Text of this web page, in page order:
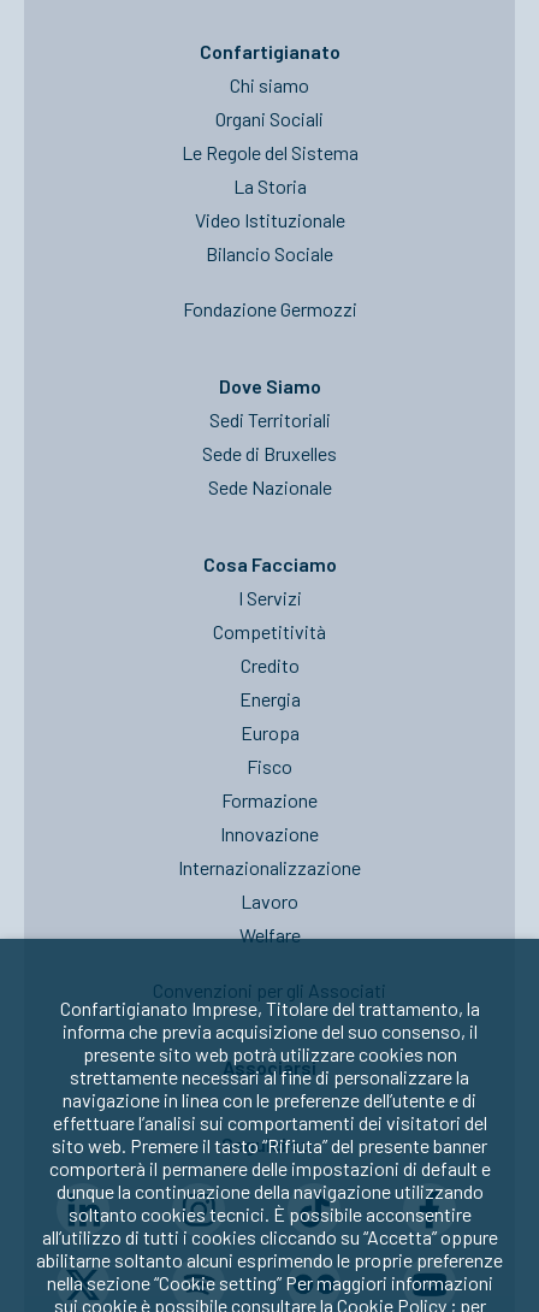
Confartigianato
Chi siamo
Organi Sociali
Le Regole del Sistema
La Storia
Video Istituzionale
Bilancio Sociale
Fondazione Germozzi
Dove Siamo
Sedi Territoriali
Sede di Bruxelles
Sede Nazionale
Cosa Facciamo
I Servizi
Competitività
Credito
Energia
Europa
Fisco
Formazione
Innovazione
Internazionalizzazione
Lavoro
Welfare
Convenzioni per gli Associati
Associarsi
Seguici su:
Confartigianato Imprese, Titolare del trattamento, la
informa che previa acquisizione del suo consenso, il
presente sito web potrà utilizzare cookies non
strettamente necessari al fine di personalizzare la
navigazione in linea con le preferenze dell’utente e di
effettuare l’analisi sui comportamenti dei visitatori del
sito web. Premere il tasto “Rifiuta” del presente banner
comporterà il permanere delle impostazioni di default e
dunque la continuazione della navigazione utilizzando
soltanto cookies tecnici. È possibile acconsentire
all’utilizzo di tutti i cookies cliccando su “Accetta” oppure
abilitarne soltanto alcuni esprimendo le proprie preferenze
nella sezione “Cookie setting” Per maggiori informazioni
sui cookie è possibile consultare la Cookie Policy; per